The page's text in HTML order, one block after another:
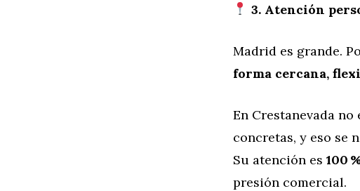
3. Atención
Madrid es grande.
forma cercana,
En Crestanevada
concretas, y eso se
Su atención es 100
presión comercial.